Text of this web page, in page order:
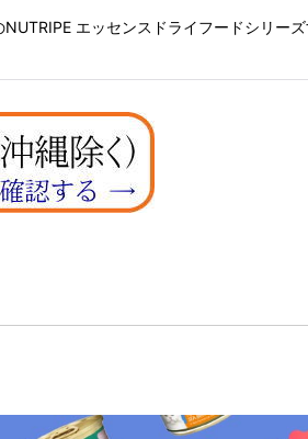
エッセンスドライフードシリー